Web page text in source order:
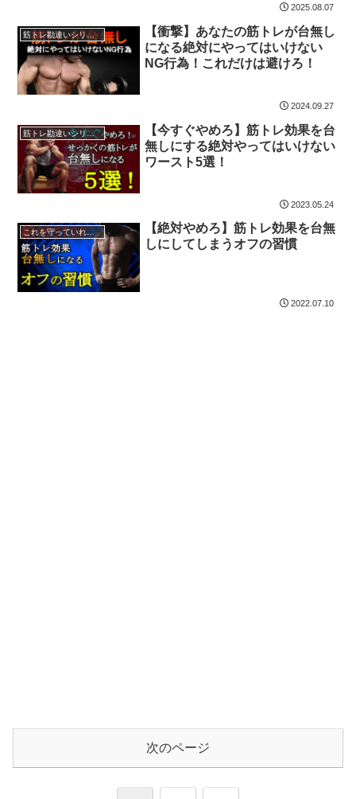
2025.08.07
筋トレ勘違いシリーズ
【衝撃】あなたの筋トレが台無し
になる絶対にやってはいけない
NG行為！これだけは避けろ！
2024.09.27
筋トレ勘違いシリーズ
【今すぐやめろ】筋トレ効果を台
無しにする絶対やってはいけない
ワースト5選！
2023.05.24
これを守っていればOK！超大事でみんな知らないこと
【絶対やめろ】筋トレ効果を台無
しにしてしまうオフの習慣
2022.07.10
次のページ